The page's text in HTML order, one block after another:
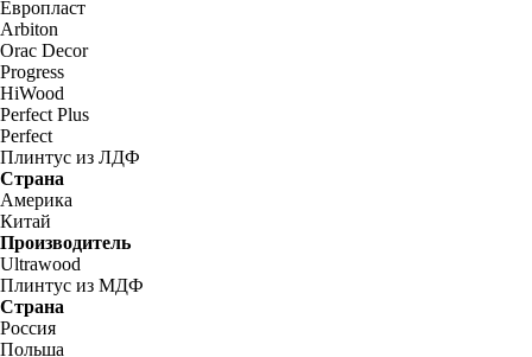
Европласт
Arbiton
Orac Decor
Progress
HiWood
Perfect Plus
Perfect
Плинтус из ЛДФ
Страна
Америка
Китай
Производитель
Ultrawood
Плинтус из МДФ
Страна
Россия
Польша